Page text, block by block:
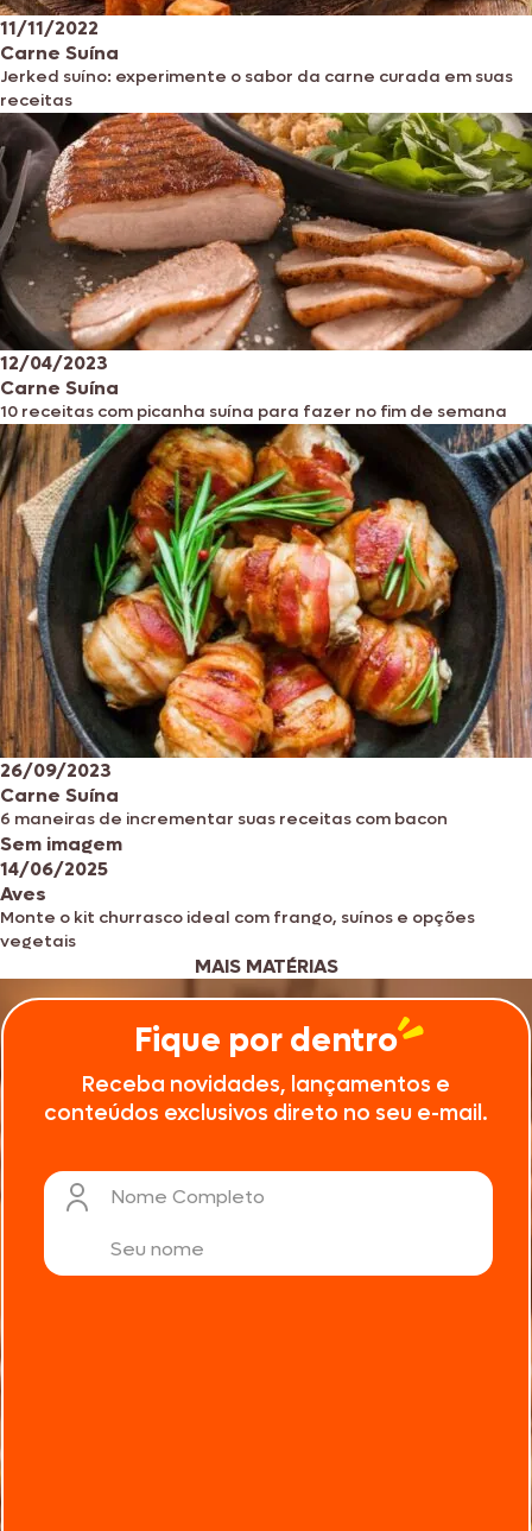
11/11/2022
Carne Suína
Jerked suíno: experimente o sabor da carne curada em suas
receitas
12/04/2023
Carne Suína
10 receitas com picanha suína para fazer no fim de semana
26/09/2023
Carne Suína
6 maneiras de incrementar suas receitas com bacon
Sem imagem
14/06/2025
Aves
Monte o kit churrasco ideal com frango, suínos e opções
vegetais
MAIS MATÉRIAS
Fique por dentro
Receba novidades, lançamentos e
conteúdos exclusivos direto no seu e-mail.
Nome Completo